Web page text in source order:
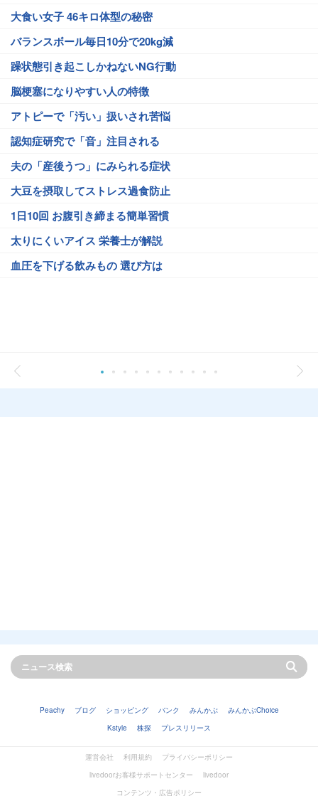
大食い女子 46キロ体型の秘密
バランスボール毎日10分で20kg減
躁状態引き起こしかねないNG行動
脳梗塞になりやすい人の特徴
アトピーで「汚い」扱いされ苦悩
認知症研究で「音」注目される
夫の「産後うつ」にみられる症状
大豆を摂取してストレス過食防止
1日10回 お腹引き締まる簡単習慣
太りにくいアイス 栄養士が解説
血圧を下げる飲みもの 選び方は
Peachy ブログ ショッピング バンク みんかぶ
みんかぶChoice
Kstyle
株探 プレスリリース
運営会社 利用規約
プライバシーポリシー
livedoorお客様サポートセンター
livedoor
コンテンツ・広告ポリシー